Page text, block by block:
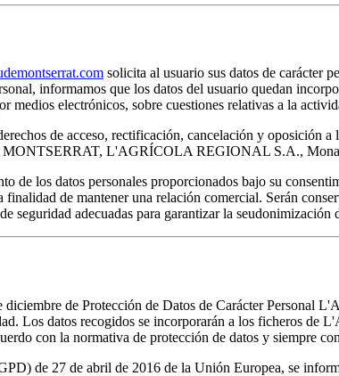
solicita al usuario sus datos de carácter
informamos que los datos del usuario quedan
medios electrónicos, sobre cuestiones relativas a la
de acceso, rectificación, cancelación y oposición
L'AGRÍCOLA REGIONAL S.A.,
los datos personales proporcionados bajo su
de mantener una relación comercial. Serán
seguridad adecuadas para garantizar la
de Protección de Datos de Carácter Personal
Los datos recogidos se incorporarán a los ficheros
con la normativa de protección de datos y siempre
de 27 de abril de 2016 de la Unión Europea, se